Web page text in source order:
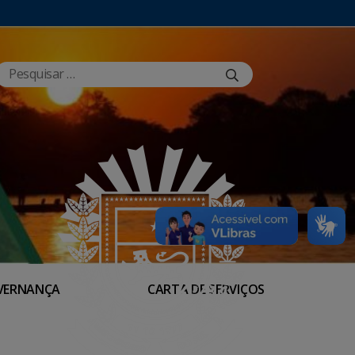
CARTA DE SERVIÇOS